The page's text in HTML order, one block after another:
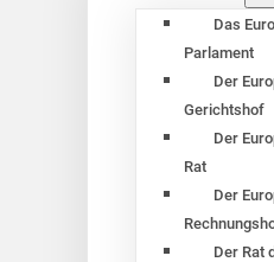
Das
Parlament
Der
Gerichtshof
Der
Rat
Der
Der Rat